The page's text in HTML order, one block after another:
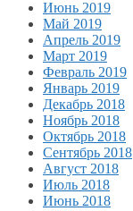
Июнь 2019
Май 2019
Апрель 2019
Март 2019
Февраль 2019
Январь 2019
Декабрь 2018
Ноябрь 2018
Октябрь 2018
Сентябрь 2018
Август 2018
Июль 2018
Июнь 2018